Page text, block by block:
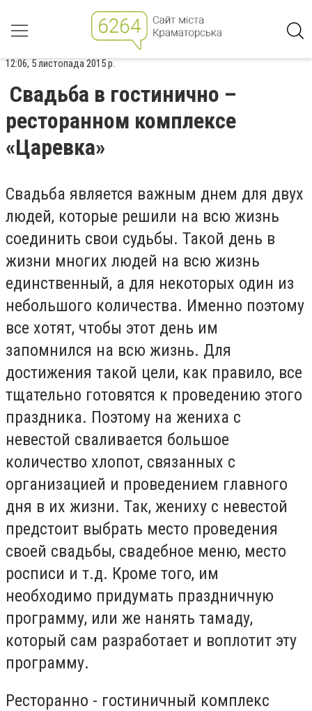
12:06, 5 листопада 2015 р.
Свадьба в гостинично –
ресторанном комплексе
«Царевка»
Свадьба является важным днем для двух
людей, которые решили на всю жизнь
соединить свои судьбы. Такой день в
жизни многих людей на всю жизнь
единственный, а для некоторых один из
небольшого количества. Именно поэтому
все хотят, чтобы этот день им
запомнился на всю жизнь. Для
достижения такой цели, как правило, все
тщательно готовятся к проведению этого
праздника. Поэтому на жениха с
невестой сваливается большое
количество хлопот, связанных с
организацией и проведением главного
дня в их жизни. Так, жениху с невестой
предстоит выбрать место проведения
своей свадьбы, свадебное меню, место
росписи и т.д. Кроме того, им
необходимо придумать праздничную
программу, или же нанять тамаду,
который сам разработает и воплотит эту
программу.
Ресторанно - гостиничный комплекс